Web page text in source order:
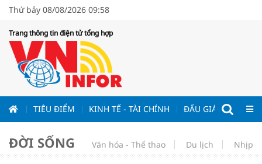
Thứ bảy 08/08/2026 09:58
Trang thông tin điện tử tổng hợp
TIÊU ĐIỂM KINH TẾ - TÀI CHÍNH ĐẤU GIÁ - ĐẤU
ĐỜI SỐNG Văn hóa - Thể thao Du lịch Nhịp